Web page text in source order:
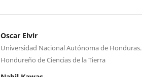
Oscar Elvir
Universidad Nacional Autónoma de
Hondureño de Ciencias de la Tierra